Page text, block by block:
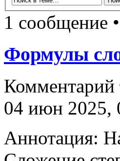
1 сообщение
Формулы
Комментарий
04 июн 2025,
Аннотация: